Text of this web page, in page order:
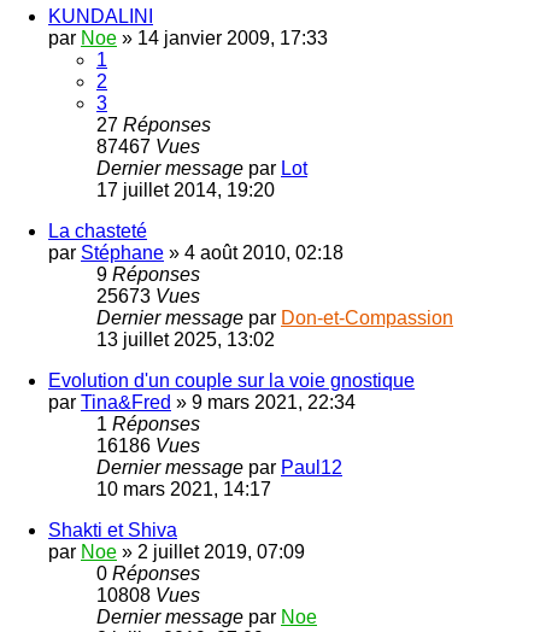
KUNDALINI
par Noe » 14 janvier 2009, 17:33
1
2
3
27 Réponses
87467 Vues
Dernier message par Lot
17 juillet 2014, 19:20
La chasteté
par Stéphane » 4 août 2010, 02:18
9 Réponses
25673 Vues
Dernier message par Don-et-Compassion
13 juillet 2025, 13:02
Evolution d'un couple sur la voie gnostique
par Tina&Fred » 9 mars 2021, 22:34
1 Réponses
16186 Vues
Dernier message par Paul12
10 mars 2021, 14:17
Shakti et Shiva
par Noe » 2 juillet 2019, 07:09
0 Réponses
10808 Vues
Dernier message par Noe